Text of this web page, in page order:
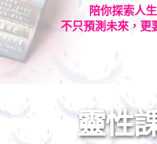
陪你探索人
不只預測未來，更
靈性